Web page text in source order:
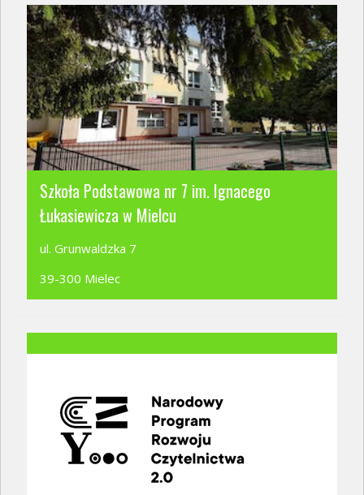
Szkoła Podstawowa nr 7 im. Ignacego
Łukasiewicza w Mielcu
ul. Grunwaldzka 7
39-300 Mielec